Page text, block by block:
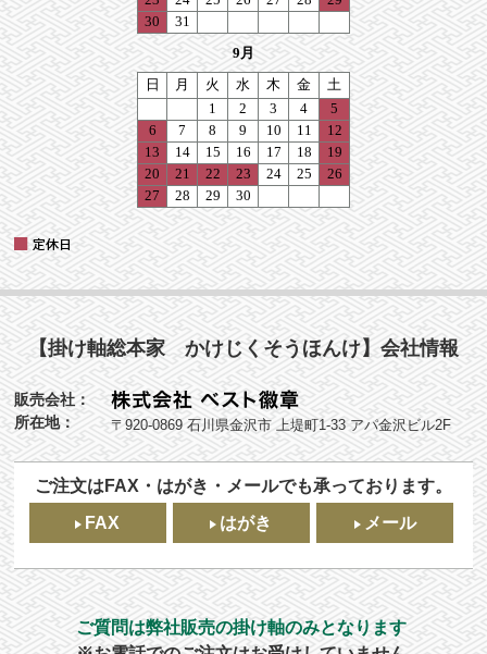
【掛け軸総本家 かけじくそうほんけ】会社情報
販売会社：
所在地：
〒920-0869 石川県金沢市 上堤町1-33 アパ金沢ビル2F
ご注文はFAX・はがき・メールでも承っております。
FAX
はがき メール
ご質問は弊社販売の掛け軸のみとなります